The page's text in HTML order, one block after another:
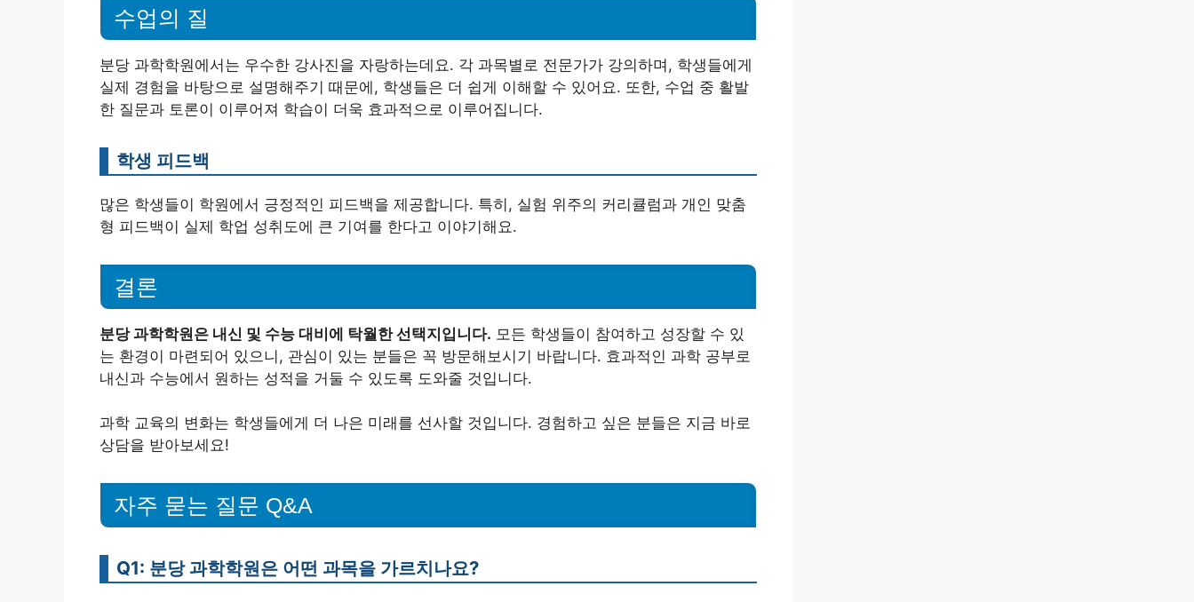
수업의 질
분당 과학학원에서는 우수한 강사진을 자랑하는데요. 각 과목별로 전문가가 강의하며, 학생들에게
실제 경험을 바탕으로 설명해주기 때문에, 학생들은 더 쉽게 이해할 수 있어요. 또한, 수업 중 활발
한 질문과 토론이 이루어져 학습이 더욱 효과적으로 이루어집니다.
학생 피드백
많은 학생들이 학원에서 긍정적인 피드백을 제공합니다. 특히, 실험 위주의 커리큘럼과 개인 맞춤
형 피드백이 실제 학업 성취도에 큰 기여를 한다고 이야기해요.
결론
분당 과학학원은 내신 및 수능 대비에 탁월한 선택지입니다. 모든 학생들이 참여하고 성장할 수 있
는 환경이 마련되어 있으니, 관심이 있는 분들은 꼭 방문해보시기 바랍니다. 효과적인 과학 공부로
내신과 수능에서 원하는 성적을 거둘 수 있도록 도와줄 것입니다.
과학 교육의 변화는 학생들에게 더 나은 미래를 선사할 것입니다. 경험하고 싶은 분들은 지금 바로
상담을 받아보세요!
자주 묻는 질문 Q&A
Q1: 분당 과학학원은 어떤 과목을 가르치나요?